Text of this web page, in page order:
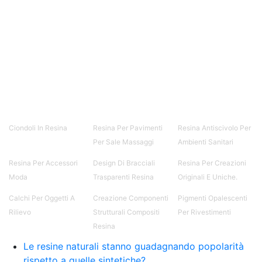
trasparente Pasta bicomponente per metalli
epossidico Colle bicomponenti Epossidica
significato Epossidico significato Polietilene telo
Smalto epossidico Colla epossidica legno Colla
epossidica per plastica Collanti epossidici Colla
bicomponente per plastica Cariche per Epossidici
Cariche Epossidiche Adesivo bicomponente
epossidico Colla bicomponente epossidica
Applicazioni di Epossidici Colle epossidiche
Mastice epossidico Adesivo epossidico
Ciondoli In Resina
Resina Per Pavimenti
Per Sale Massaggi
Resina Antiscivolo Per
Ambienti Sanitari
Resina Per Accessori
Moda
Design Di Bracciali
Trasparenti Resina
Resina Per Creazioni
Originali E Uniche.
Calchi Per Oggetti A
Rilievo
Creazione Componenti
Strutturali Compositi
Resina
Pigmenti Opalescenti
Per Rivestimenti
Le resine naturali stanno guadagnando popolarità